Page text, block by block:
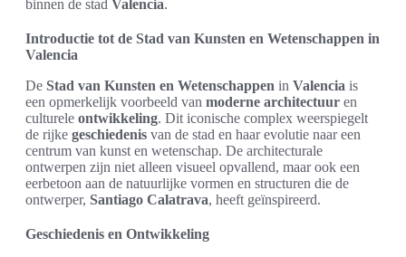
binnen de stad Valencia.
Introductie tot de Stad van Kunsten en Wetenschappen in
Valencia
De Stad van Kunsten en Wetenschappen in Valencia is
een opmerkelijk voorbeeld van moderne architectuur en
culturele ontwikkeling. Dit iconische complex weerspiegelt
de rijke geschiedenis van de stad en haar evolutie naar een
centrum van kunst en wetenschap. De architecturale
ontwerpen zijn niet alleen visueel opvallend, maar ook een
eerbetoon aan de natuurlijke vormen en structuren die de
ontwerper, Santiago Calatrava, heeft geïnspireerd.
Geschiedenis en Ontwikkeling